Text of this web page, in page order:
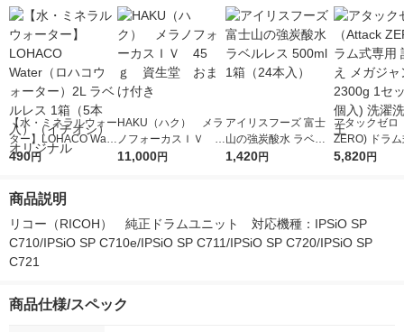
【水・ミネラルウォー
ター】LOHACO Wate
r（ロハコウォータ
シ） オリジナル
490円
HAKU（ハク） メラ
ノフォーカスＩＶ 4
5ｇ 資生堂 おまけ
11,000円
アイリスフーズ 富士
山の強炭酸水 ラベル
レス 500ml 1箱（24
1,420円
アタックゼロ
ZERO) ドラ
詰め替え メガ
5,820円
商品説明
リコー（RICOH）　純正ドラムユニット　対応機種：IPSiO SP
C710/IPSiO SP C710e/IPSiO SP C711/IPSiO SP C720/IPSiO SP
C721
商品仕様/スペック